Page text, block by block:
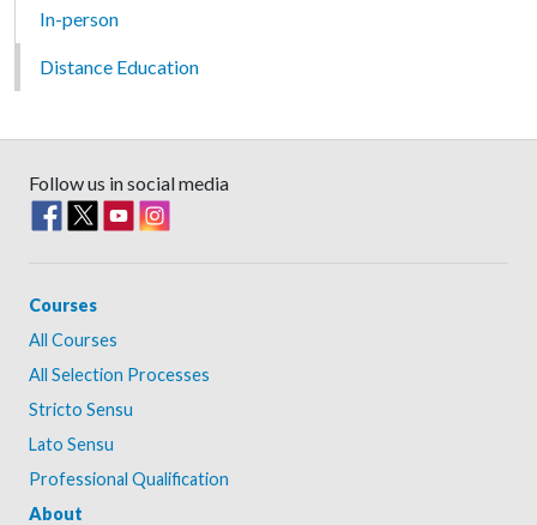
In-person
Distance Education
Follow us in social media
Courses
All Courses
All Selection Processes
Stricto Sensu
Lato Sensu
Professional Qualification
About